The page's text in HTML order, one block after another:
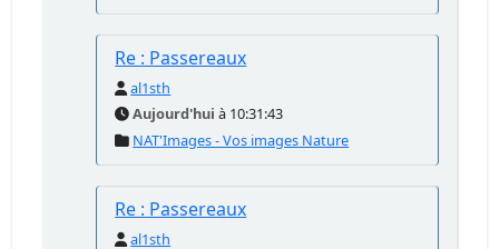
Re : Passereaux
al1sth
Aujourd'hui à 10:31:43
NAT'Images - Vos images Nature
Re : Passereaux
al1sth